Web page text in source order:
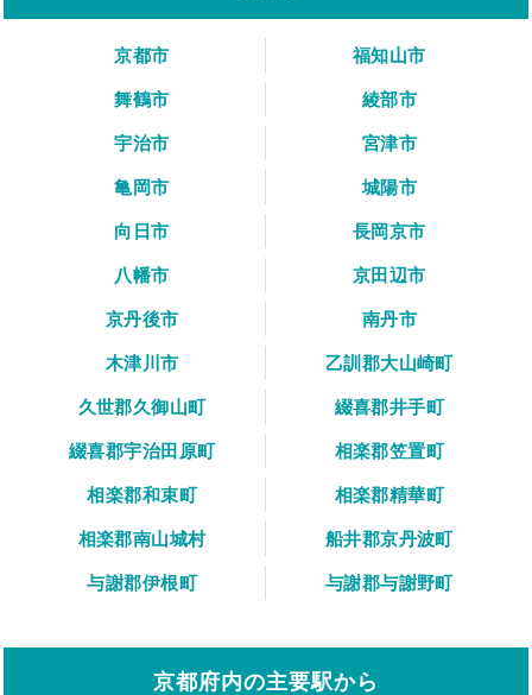
京都市
福知山市
舞鶴市
綾部市
宇治市
宮津市
亀岡市
城陽市
向日市
長岡京市
八幡市
京田辺市
京丹後市
南丹市
木津川市
乙訓郡大山崎町
久世郡久御山町
綴喜郡井手町
綴喜郡宇治田原町
相楽郡笠置町
相楽郡和束町
相楽郡精華町
相楽郡南山城村
船井郡京丹波町
与謝郡伊根町
与謝郡与謝野町
京都府内の主要駅から